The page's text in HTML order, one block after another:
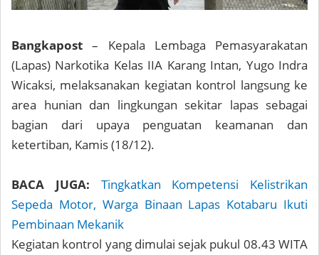
Bangkapost– Kepala Lembaga Pemasyarakatan
(Lapas) Narkotika Kelas IIA Karang Intan, Yugo Indra
Wicaksi, melaksanakan kegiatan kontrol langsung ke
area hunian dan lingkungan sekitar lapas sebagai
bagian dari upaya penguatan keamanan dan
ketertiban, Kamis (18/12).
BACA JUGA:
Tingkatkan Kompetensi Kelistrikan
Sepeda Motor, Warga Binaan Lapas Kotabaru Ikuti
Pembinaan Mekanik
Kegiatan kontrol yang dimulai sejak pukul 08.43 WITA